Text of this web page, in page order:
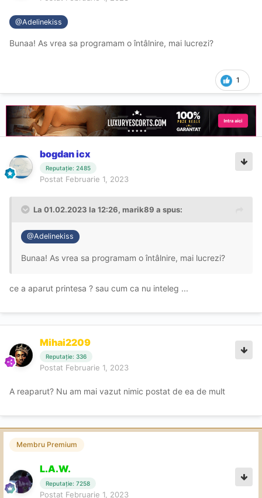
@Adelinekiss
Bunaa! As vrea sa programam o întâlnire, mai lucrezi?
1
bogdan icx
Reputație: 2485
Postat Februarie 1, 2023
La 01.02.2023 la 12:26, marik89 a spus:
@Adelinekiss
Bunaa! As vrea sa programam o întâlnire, mai lucrezi?
ce a aparut printesa ? sau cum ca nu inteleg ...
Mihai2209
Reputație: 336
Postat Februarie 1, 2023
A reaparut? Nu am mai vazut nimic postat de ea de mult
Membru Premium
L.A.W.
Reputație: 7258
Postat Februarie 1, 2023